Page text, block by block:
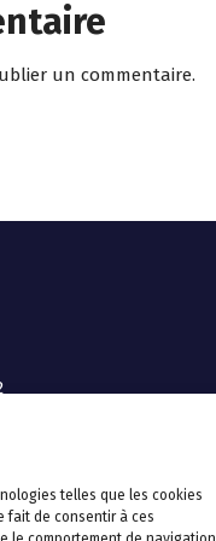
telles que les cookies
fait de consentir à ces
un commentaire.